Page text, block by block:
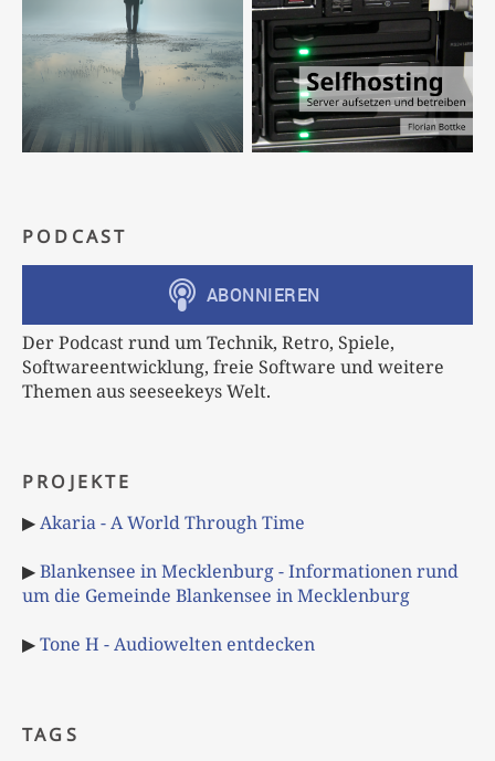
PODCAST
Der Podcast rund um Technik, Retro, Spiele,
Softwareentwicklung, freie Software und weitere
Themen aus seeseekeys Welt.
PROJEKTE
▶Akaria - A World Through Time
▶Blankensee in Mecklenburg - Informationen rund
um die Gemeinde Blankensee in Mecklenburg
▶Tone H - Audiowelten entdecken
TAGS